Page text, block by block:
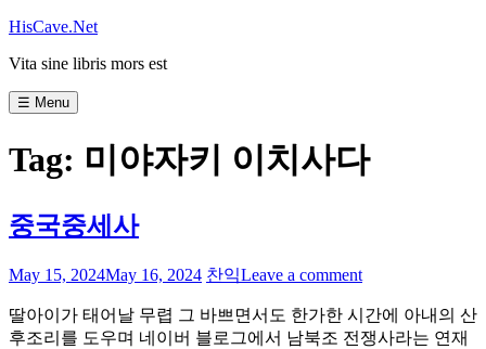
Skip
content
HisCave.Net
Vita sine libris mors est
☰ Menu
Tag: 미야자키 이치사다
중국중세사
May 15, 2024May 16, 2024 찬익Leave a comment
딸아이가 태어날 무렵 그 바쁘면서도 한가한 시간에 아내의 산
후조리를 도우며 네이버 블로그에서 남북조 전쟁사라는 연재